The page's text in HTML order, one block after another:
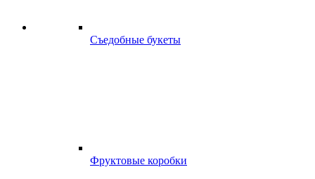
Съедобные букеты
Фруктовые коробки